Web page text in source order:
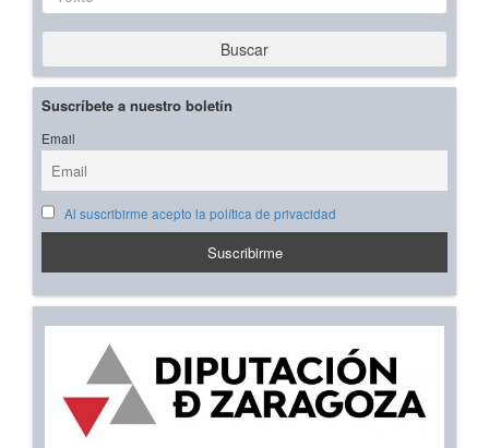
Buscar
Suscríbete a nuestro boletín
Email
Al suscribirme acepto la política de privacidad